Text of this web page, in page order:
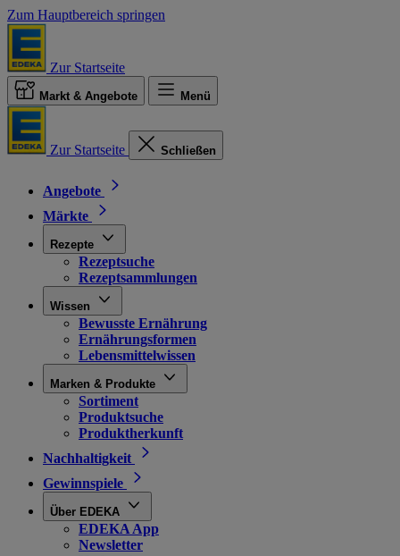
Zum Hauptbereich springen
Zur Startseite
Markt & Angebote Menü
Zur Startseite Schließen
Angebote
Märkte
Rezepte
Rezeptsuche
Rezeptsammlungen
Wissen
Bewusste Ernährung
Ernährungsformen
Lebensmittelwissen
Marken & Produkte
Sortiment
Produktsuche
Produktherkunft
Nachhaltigkeit
Gewinnspiele
Über EDEKA
EDEKA App
Newsletter